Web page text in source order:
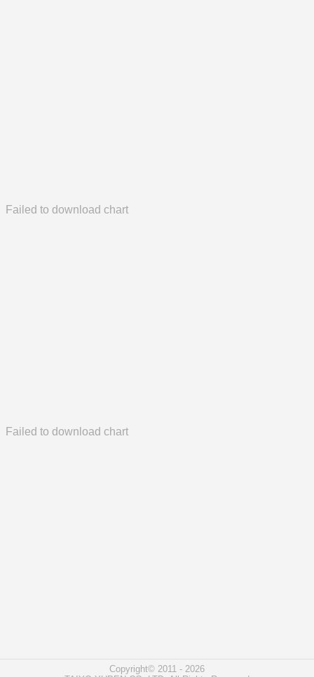
Failed to download chart
Failed to download chart
Copyright© 2011 - 2026